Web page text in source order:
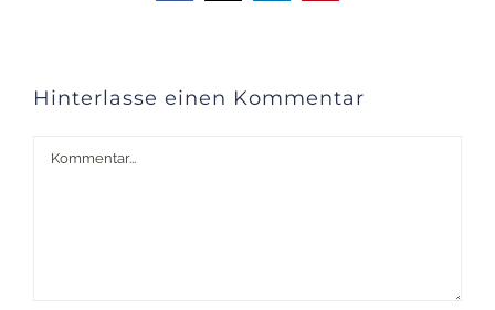
Hinterlasse einen Kommentar
Kommentar